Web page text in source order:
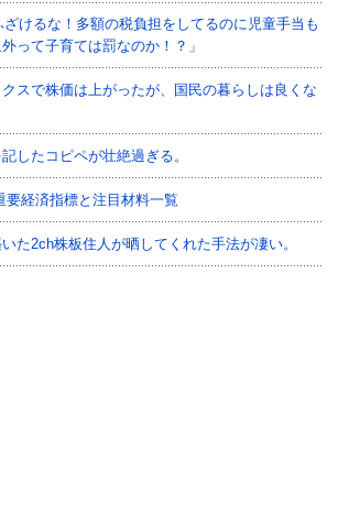
けるな！多額の税負担をしてるのに児童手当も
って子育ては罰なのか！？」
スで株価は上がったが、国民の暮らしは良くな
したコピペが壮絶過ぎる。
要経済指標と注目材料一覧
た2ch株板住人が晒してくれた手法が凄い。